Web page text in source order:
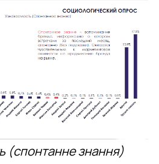
(спонтанне знання)